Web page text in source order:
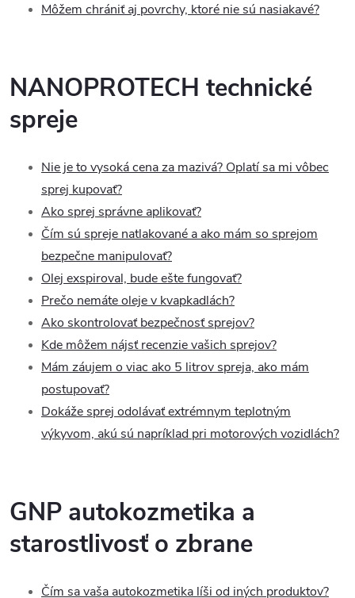
Môžem chrániť aj povrchy, ktoré nie sú nasiakavé?
NANOPROTECH technické
spreje
Nie je to vysoká cena za mazivá? Oplatí sa mi vôbec
sprej kupovať?
Ako sprej správne aplikovať?
Čím sú spreje natlakované a ako mám so sprejom
bezpečne manipulovať?
Olej exspiroval, bude ešte fungovať?
Prečo nemáte oleje v kvapkadlách?
Ako skontrolovať bezpečnosť sprejov?
Kde môžem nájsť recenzie vašich sprejov?
Mám záujem o viac ako 5 litrov spreja, ako mám
postupovať?
Dokáže sprej odolávať extrémnym teplotným
výkyvom, akú sú napríklad pri motorových vozidlách?
GNP autokozmetika a
starostlivosť o zbrane
Čím sa vaša autokozmetika líši od iných produktov?